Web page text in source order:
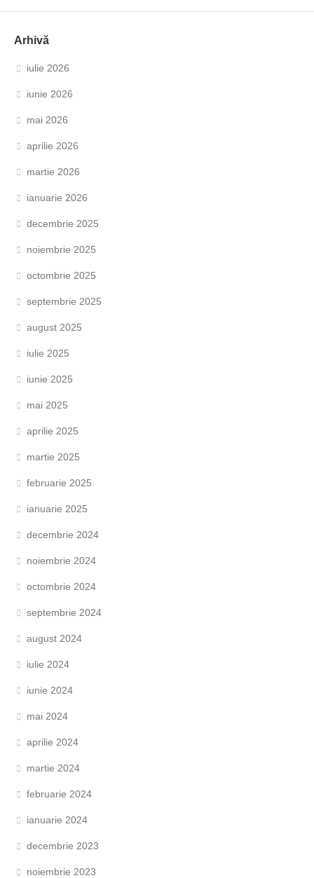
Arhivă
iulie 2026
iunie 2026
mai 2026
aprilie 2026
martie 2026
ianuarie 2026
decembrie 2025
noiembrie 2025
octombrie 2025
septembrie 2025
august 2025
iulie 2025
iunie 2025
mai 2025
aprilie 2025
martie 2025
februarie 2025
ianuarie 2025
decembrie 2024
noiembrie 2024
octombrie 2024
septembrie 2024
august 2024
iulie 2024
iunie 2024
mai 2024
aprilie 2024
martie 2024
februarie 2024
ianuarie 2024
decembrie 2023
noiembrie 2023